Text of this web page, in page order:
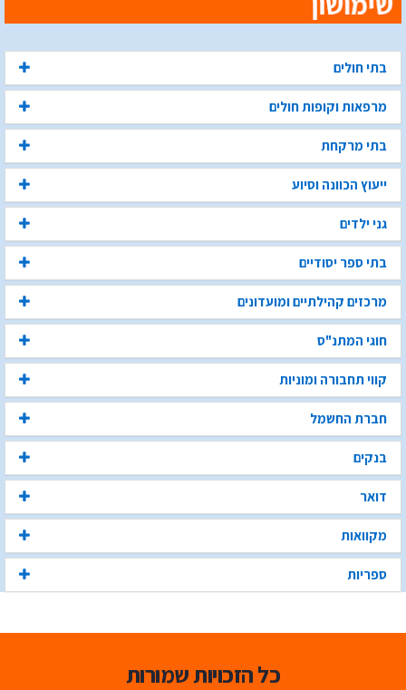
בתי חולים
מרפאות וקופות חולים
בתי מרקחת
ייעוץ הכוונה וסיוע
גני ילדים
בתי ספר יסודיים
מרכזים קהילתיים ומועדונים
חוגי המתנ"ס
קווי תחבורה ומוניות
חברת החשמל
בנקים
דואר
מקוואות
ספריות
כל הזכויות שמורות